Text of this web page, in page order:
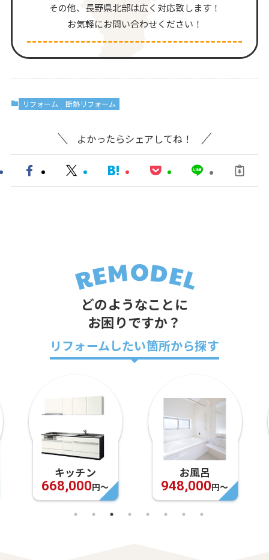
その他、⻑野県北部は広く対応致します！
お気軽にお問い合わせください！
リフォーム 断熱リフォーム
よかったらシェアしてね！
どのようなことに
お困りですか？
リフォームしたい箇所から探す
キッチン
668,000円〜
お風呂
948,000円〜